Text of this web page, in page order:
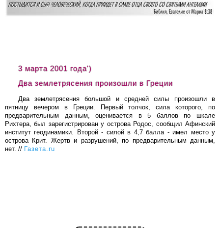
3 марта 2001 года')
Два землетрясения произошли в Греции
Два землетрясения большой и средней силы произошли в
пятницу вечером в Греции. Первый толчок, сила которого, по
предварительным данным, оценивается в 5 баллов по шкале
Рихтера, был зарегистрирован у острова Родос, сообщил Афинский
институт геодинамики. Второй - силой в 4,7 балла - имел место у
острова Крит. Жертв и разрушений, по предварительным данным,
нет. // Газета.ru